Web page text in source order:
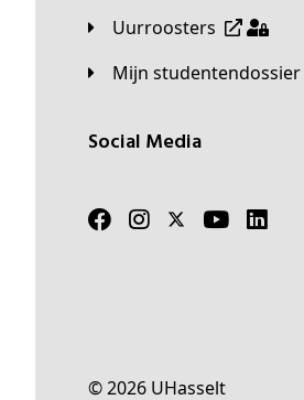
Uurroosters
Mijn studentendossier
Social Media
© 2026 UHasselt